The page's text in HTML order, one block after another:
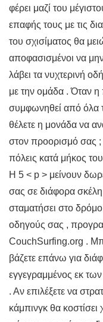
φέρει μαζί του
επαφής τους με τις
του σχισίματος θα
αποφασισμένοι να
λάβει τα νυχτερινή
με την ομάδα . Όταν
συμφωνηθεί από όλα
θέλετε η μονάδα να
στον προορισμό σας
πόλεις κατά μήκος
Η 5 < p > μείνουν
σας σε διάφορα σκέλη
σταματήσει στο
οδηγούς σας ,
CouchSurfing.org .
βάζετε επάνω για
εγγεγραμμένος εκ
. Αν επιλέξετε να
κάμπινγκ θα κοστίσει